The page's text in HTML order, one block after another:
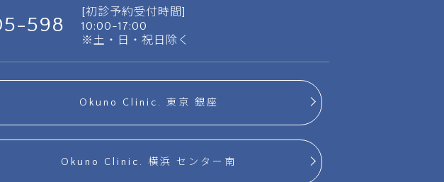
598
[初診予約受付時間]
10:00-17:00
※土・日・祝日除く
Okuno Clinic. 東京 銀座
Okuno Clinic. 横浜 センター南